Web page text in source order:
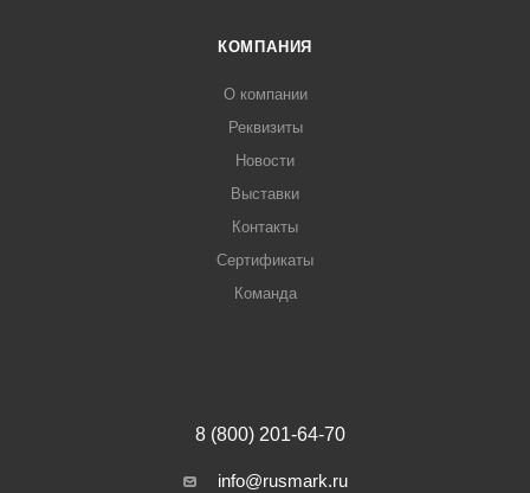
КОМПАНИЯ
О компании
Реквизиты
Новости
Выставки
Контакты
Сертификаты
Команда
8 (800) 201-64-70
info@rusmark.ru